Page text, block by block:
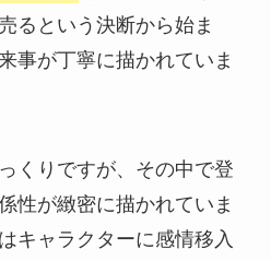
るという決断から始ま
事が丁寧に描かれていま
くりですが、その中で登
性が緻密に描かれていま
キャラクターに感情移入